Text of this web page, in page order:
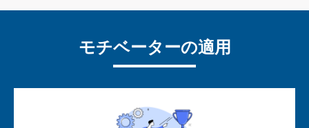
モチベーターの適用